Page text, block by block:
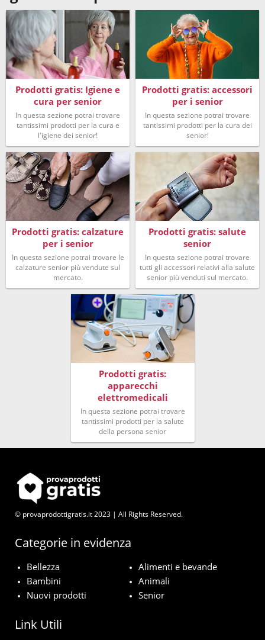
Prodotti gratis: Igiene e
cura per senior
In questa sezione potrai trovare
tantissimi prodotti per la cura e
l'igiene dei senior!
Prodotti gratis: accessori
per i senior
In questa sezione potrai trovare
tantissimi prodotti per la cura dei
senior!
Prodotti gratis: calzature
per i senior
In questa sezione potrai trovare le
calzature senior più vendute sul
mercato.
Prodotti gratis: salute
senior
In questa sezione potrai trovare
tutti gli accessori relativi alla salute
senior più venduti sul mercato.
Prodotti gratis:
apparecchi
elettromedicali
In questa sezione potrai trovare
tantissimi prodotti per la salute
della persona senior
© provaprodottigratis.it 2023 | All Rights Reserved.
Categorie in evidenza
Bellezza
Alimenti e bevande
Bambini
Animali
Nuovi prodotti
Senior
Link Utili